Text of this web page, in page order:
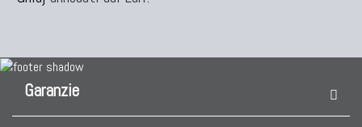
Tappeti Caucasici Antichi: Karabagh
Tappeti Caucasici Vecchi E Nuovi
Garanzie